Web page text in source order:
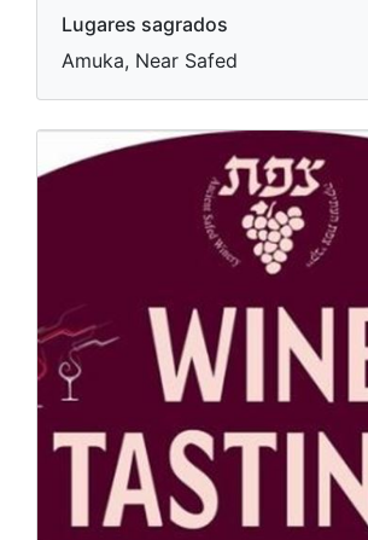
Lugares sagrados
Amuka, Near Safed